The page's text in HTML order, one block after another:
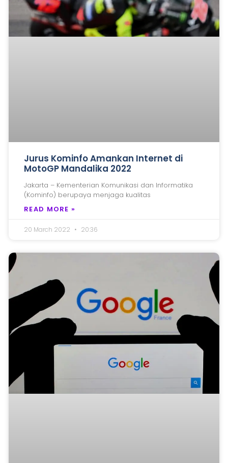
Jurus Kominfo Amankan Internet di
MotoGP Mandalika 2022
Jakarta – Kementerian Komunikasi dan Informatika
(Kominfo) berupaya menjaga kualitas
READ MORE »
20 March 2022 20:36